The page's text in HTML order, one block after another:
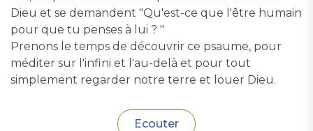
Dieu et se demandent "Qu'est-ce que l'être humain
pour que tu penses à lui ? "
Prenons le temps de découvrir ce psaume, pour
méditer sur l'infini et l'au-delà et pour tout
simplement regarder notre terre et louer Dieu.
Ecouter